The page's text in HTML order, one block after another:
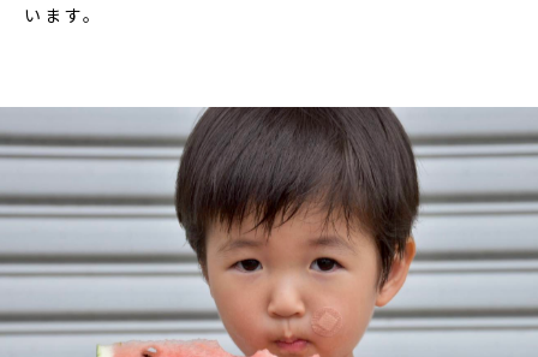
います。